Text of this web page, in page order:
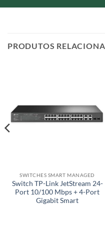
SWITCHES SMART MANAGED
Switch TP-Link JetStream 24-
Port 10/100 Mbps + 4-Port